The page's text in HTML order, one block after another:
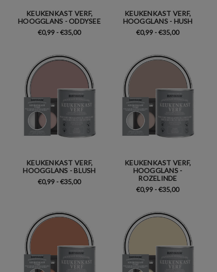
KEUKENKAST VERF,
HOOGGLANS - ODDYSEE
€0,99 - €35,00
KEUKENKAST VERF,
HOOGGLANS - HUSH
€0,99 - €35,00
KEUKENKAST VERF,
HOOGGLANS - BLUSH
€0,99 - €35,00
KEUKENKAST VERF,
HOOGGLANS -
ROZELINDE
€0,99 - €35,00